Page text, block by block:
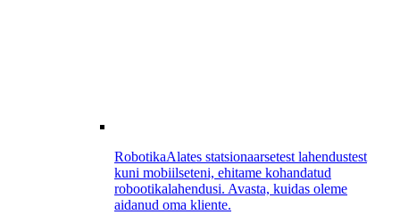
RobotikaAlates statsionaarsetest lahendustest
kuni mobiilseteni, ehitame kohandatud
robootikalahendusi. Avasta, kuidas oleme
aidanud oma kliente.